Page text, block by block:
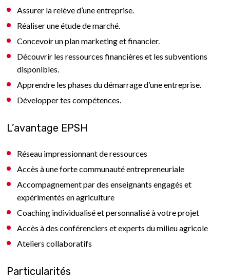
Assurer la relève d’une entreprise.
Réaliser une étude de marché.
Concevoir un plan marketing et financier.
Découvrir les ressources financières et les subventions
disponibles.
Apprendre les phases du démarrage d’une entreprise.
Développer tes compétences.
L’avantage EPSH
Réseau impressionnant de ressources
Accès à une forte communauté entrepreneuriale
Accompagnement par des enseignants engagés et
expérimentés en agriculture
Coaching individualisé et personnalisé à votre projet
Accès à des conférenciers et experts du milieu agricole
Ateliers collaboratifs
Particularités